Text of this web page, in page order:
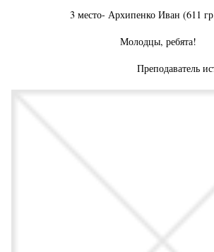
3 место- Архипенко Иван (611
Молодцы, ребята!
Преподаватель